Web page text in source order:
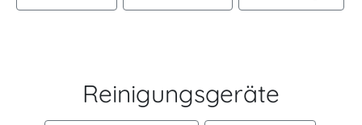
Reinigungsgeräte